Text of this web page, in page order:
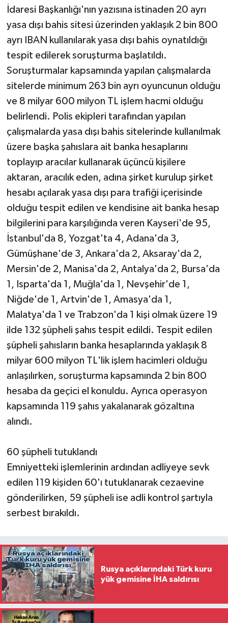
İdaresi Başkanlığı'nın yazısına istinaden 20 ayrı
yasa dışı bahis sitesi üzerinden yaklaşık 2 bin 800
ayrı IBAN kullanılarak yasa dışı bahis oynatıldığı
tespit edilerek soruşturma başlatıldı.
Soruşturmalar kapsamında yapılan çalışmalarda
sitelerde minimum 263 bin ayrı oyuncunun olduğu
ve 8 milyar 600 milyon TL işlem hacmi olduğu
belirlendi. Polis ekipleri tarafından yapılan
çalışmalarda yasa dışı bahis sitelerinde kullanılmak
üzere başka şahıslara ait banka hesaplarını
toplayıp aracılar kullanarak üçüncü kişilere
aktaran, aracılık eden, adına şirket kurulup şirket
hesabı açılarak yasa dışı para trafiği içerisinde
olduğu tespit edilen ve kendisine ait banka hesap
bilgilerini para karşılığında veren Kayseri'de 95,
İstanbul'da 8, Yozgat'ta 4, Adana'da 3,
Gümüşhane'de 3, Ankara'da 2, Aksaray'da 2,
Mersin'de 2, Manisa'da 2, Antalya'da 2, Bursa'da
1, Isparta'da 1, Muğla'da 1, Nevşehir'de 1,
Niğde'de 1, Artvin'de 1, Amasya'da 1,
Malatya'da 1 ve Trabzon'da 1 kişi olmak üzere 19
ilde 132 şüpheli şahıs tespit edildi. Tespit edilen
şüpheli şahısların banka hesaplarında yaklaşık 8
milyar 600 milyon TL'lik işlem hacimleri olduğu
anlaşılırken, soruşturma kapsamında 2 bin 800
hesaba da geçici el konuldu. Ayrıca operasyon
kapsamında 119 şahıs yakalanarak gözaltına
alındı.
60 şüpheli tutuklandı
Emniyetteki işlemlerinin ardından adliyeye sevk
edilen 119 kişiden 60'ı tutuklanarak cezaevine
gönderilirken, 59 şüpheli ise adli kontrol şartıyla
serbest bırakıldı.
Rusya açıklarındaki Türk kuru
yük gemisine İHA saldırısı